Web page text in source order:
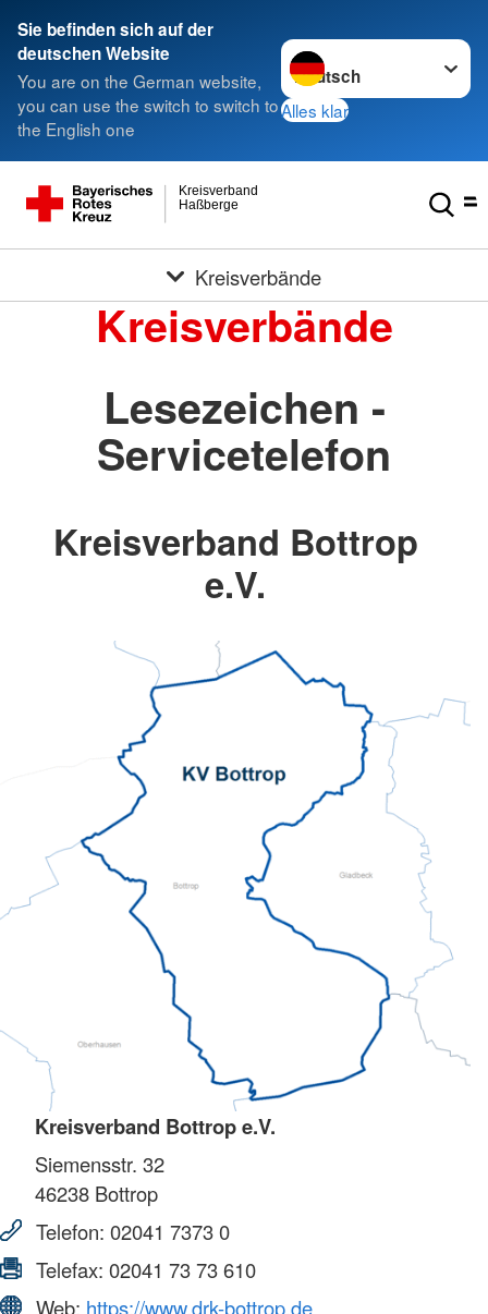
Sie befinden sich auf der
deutschen Website
You are on the German website,
you can use the switch to switch to
the English one
Sprache wechseln zu
Alles klar
Haßberge
Kreisverband
Kreisverbände
Kreisverbände
Lesezeichen -
Servicetelefon
Kreisverband Bottrop
e.V.
Kreisverband Bottrop e.V.
Siemensstr. 32
46238 Bottrop
Telefon: 02041 7373 0
Telefax: 02041 73 73 610
Web: https://www.drk-bottrop.de